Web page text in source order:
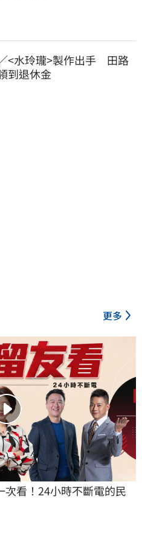
<水玲瓏>製作出手　田路
到退休金
更多
看！24小時不斷電的民